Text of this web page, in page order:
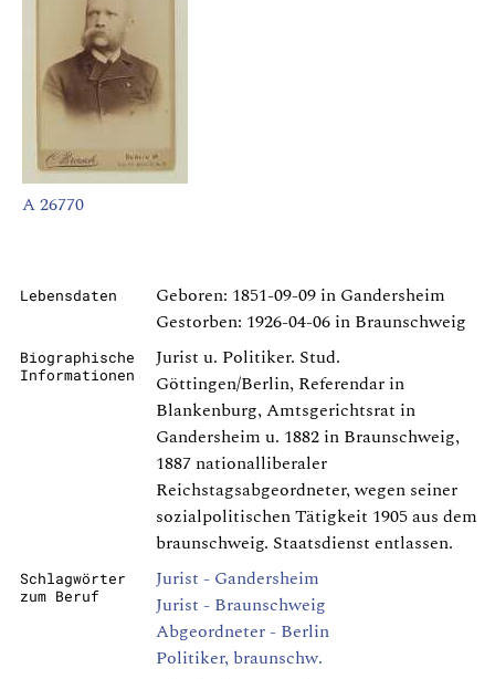
A 26770
Lebensdaten
Geboren: 1851-09-09 in Gandersheim
Gestorben: 1926-04-06 in Braunschweig
Biographische
Informationen
Jurist u. Politiker. Stud.
Göttingen/Berlin, Referendar in
Blankenburg, Amtsgerichtsrat in
Gandersheim u. 1882 in Braunschweig,
1887 nationalliberaler
Reichstagsabgeordneter, wegen seiner
sozialpolitischen Tätigkeit 1905 aus dem
braunschweig. Staatsdienst entlassen.
Schlagwörter
zum Beruf
Jurist - Gandersheim
Jurist - Braunschweig
Abgeordneter - Berlin
Politiker, braunschw.